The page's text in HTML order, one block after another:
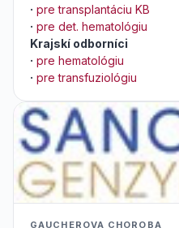
· pre transplantáciu KB
· pre det. hematológiu
Krajskí odborníci
· pre hematológiu
· pre transfuziológiu
GAUCHEROVA CHOROBA